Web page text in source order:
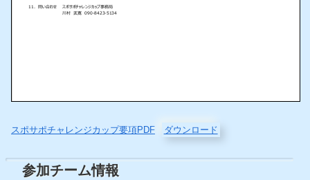
スポサポチャレンジカップ要項PDF ダウンロード
参加チーム情報